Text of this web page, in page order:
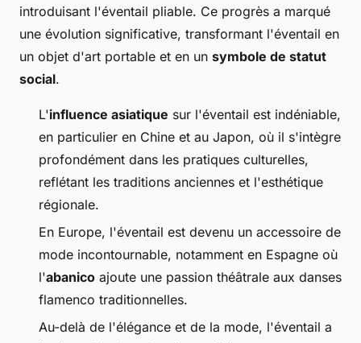
introduisant l'éventail pliable. Ce progrès a marqué
une évolution significative, transformant l'éventail en
un objet d'art portable et en un symbole de statut
social.
L'influence asiatique sur l'éventail est indéniable,
en particulier en Chine et au Japon, où il s'intègre
profondément dans les pratiques culturelles,
reflétant les traditions anciennes et l'esthétique
régionale.
En Europe, l'éventail est devenu un accessoire de
mode incontournable, notamment en Espagne où
l'abanico ajoute une passion théâtrale aux danses
flamenco traditionnelles.
Au-delà de l'élégance et de la mode, l'éventail a